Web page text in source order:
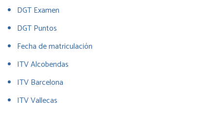
DGT Examen
DGT Puntos
Fecha de matriculación
ITV Alcobendas
ITV Barcelona
ITV Vallecas